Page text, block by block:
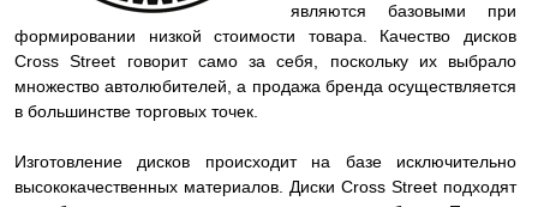
являются базовыми при
формировании низкой стоимости товара. Качество дисков
Cross Street говорит само за себя, поскольку их выбрало
множество автолюбителей, а продажа бренда осуществляется
в большинстве торговых точек.
Изготовление дисков происходит на базе исключительно
высококачественных материалов. Диски Cross Street подходят